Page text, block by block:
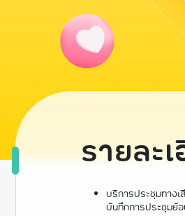
รายละ
บริการประชุมทางเ
บันทึกการประชุมย้